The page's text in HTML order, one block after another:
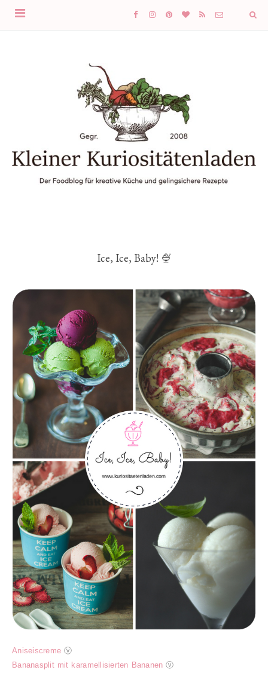
Ice, Ice, Baby! 🍨
Aniseiscreme ⓥ
Bananasplit mit karamellisierten Bananen ⓥ